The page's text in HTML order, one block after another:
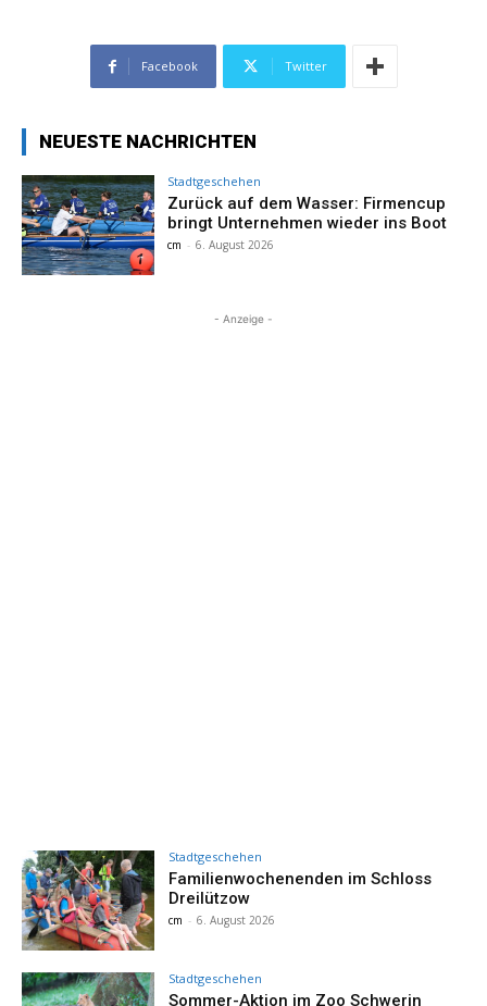
Facebook Twitter
NEUESTE NACHRICHTEN
Stadtgeschehen
Zurück auf dem Wasser: Firmencup
bringt Unternehmen wieder ins Boot
cm - 6. August 2026
- Anzeige -
Stadtgeschehen
Familienwochenenden im Schloss
Dreilützow
cm - 6. August 2026
Stadtgeschehen
Sommer-Aktion im Zoo Schwerin